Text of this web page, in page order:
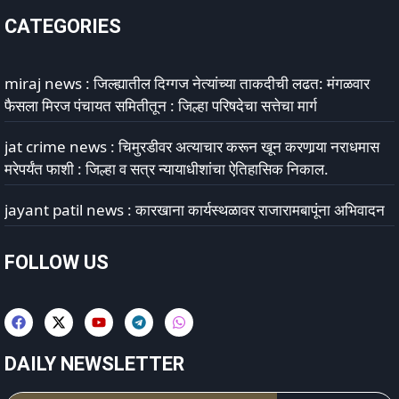
CATEGORIES
miraj news : जिल्ह्यातील दिग्गज नेत्यांच्या ताकदीची लढत: मंगळवार
फैसला मिरज पंचायत समितीतून : जिल्हा परिषदेचा सत्तेचा मार्ग
jat crime news : चिमुरडीवर अत्याचार करून खून करणार्‍या नराधमास
मरेपर्यंत फाशी : जिल्हा व सत्र न्यायाधीशांचा ऐतिहासिक निकाल.
jayant patil news : कारखाना कार्यस्थळावर राजारामबापूंना अभिवादन
FOLLOW US
DAILY NEWSLETTER